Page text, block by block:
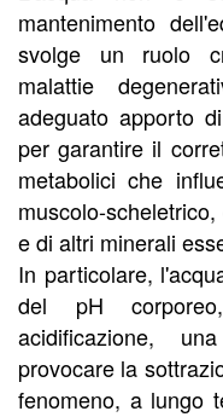
mantenimento
svolge un ruolo
malattie
adeguato apporto
per garantire il
metabolici che
muscolo-
e di altri minerali
In particolare,
del pH corporeo,
acidificazione,
provocare la
fenomeno, a lungo